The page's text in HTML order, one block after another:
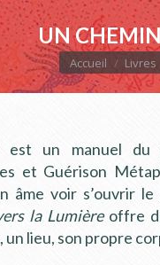
UN
Vous êtes ici :
Accueil Livres
est un manuel du
et Guérison
âme voir s’ouvrir
la Lumièreoffre
un lieu, son propre